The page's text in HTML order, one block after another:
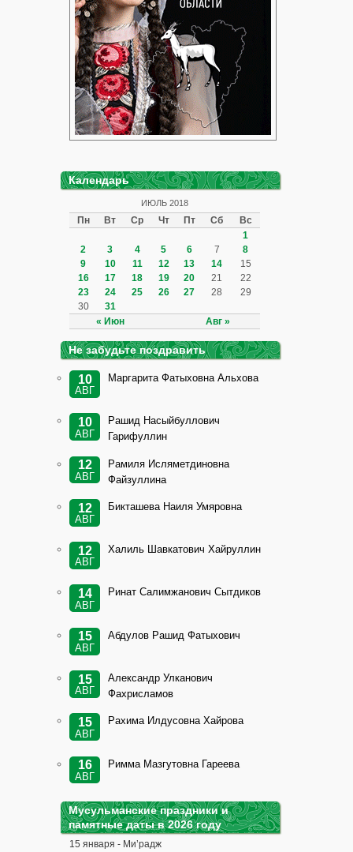
Календарь
ИЮЛЬ 2018
Пн Вт Ср Чт Пт Сб Вс
« Июн Авг »
1
2
3 4 5 6 7
8
9
10 11 12 13 14
15
16
17 18 19 20 21
22
23
24 25 26 27 28
29
30
31
Не забудьте поздравить
10
АВГ
Маргарита Фатыховна Альхова
10
АВГ
Рашид Насыйбуллович
Гарифуллин
12
АВГ
Рамиля Исляметдиновна
Файзуллина
12
АВГ
Бикташева Наиля Умяровна
12
АВГ
Халиль Шавкатович Хайруллин
14
АВГ
Ринат Салимжанович Сытдиков
15
АВГ
Абдулов Рашид Фатыхович
15
АВГ
Александр Улканович
Фахрисламов
15
АВГ
Рахима Илдусовна Хайрова
16
АВГ
Римма Мазгутовна Гареева
Мусульманские праздники и
памятные даты в 2026 году
15 января - Ми’радж